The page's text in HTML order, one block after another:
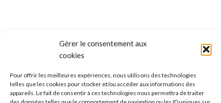
Gérer le consentement aux
cookies
Pour offrir les meilleures expériences, nous utilisons des technologies
telles que les cookies pour stocker et/ou accéder aux informations des
appareils. Le fait de consentir à ces technologies nous permettra de traiter